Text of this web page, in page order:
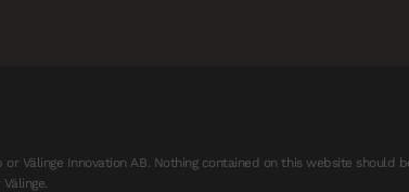
Innovation AB. Nothing contained on this website should